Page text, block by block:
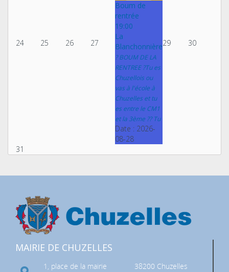
24 25 26 27
Boum de
rentrée
19:00
La
Blanchonnière
? BOUM DE LA
RENTREE ?Tu es
Chuzellois ou
vas à l'école à
Chuzelles et tu
es entre le CM1
et la 3ème ?? Tu
Date : 2026-
08-28
29 30
31
MAIRIE DE CHUZELLES
1, place de la mairie
38200 Chuzelles